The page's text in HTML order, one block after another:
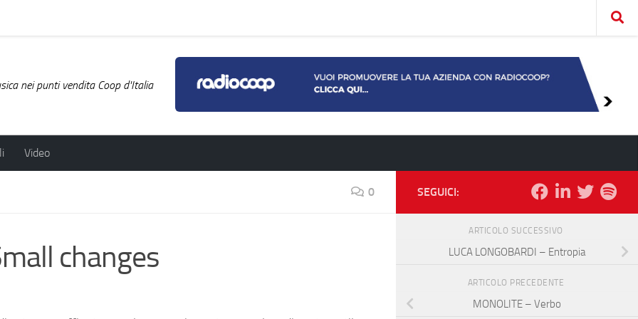
nei punti vendita Coop d'Italia
Video
0
changes
SEGUICI:
ARTICOLO SUCCESSIVO
LUCA LONGOBARDI – Entropia
ARTICOLO PRECEDENTE
MONOLITE – Verbo